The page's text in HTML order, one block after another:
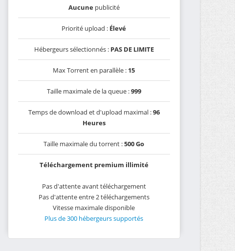
Aucunepublicité
Priorité upload : Élevé
Hébergeurs sélectionnés : PAS DE LIMITE
Max Torrent en parallèle : 15
Taille maximale de la queue :999
Temps de download et d'upload maximal :96
Heures
Taille maximale du torrent :500 Go
Téléchargement premium illimité
Pas d'attente avant téléchargement
Pas d'attente entre 2 téléchargements
Vitesse maximale disponible
Plus de 300 hébergeurs supportés